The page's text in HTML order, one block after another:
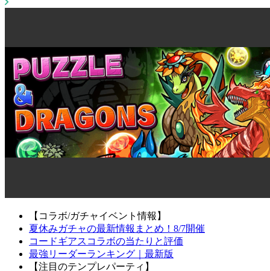
【コラボ/ガチャイベント情報】
夏休みガチャの最新情報まとめ！8/7開催
コードギアスコラボの当たりと評価
最強リーダーランキング｜最新版
【注目のテンプレパーティ】